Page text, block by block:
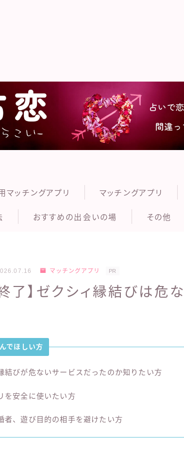
マッチングアプリ マッチングアプリ
おすすめの出会いの場 その他
マッチングアプリ PR
了】ゼクシィ縁結びは危
でほしい方
結びが危ないサービスだったのか知りたい方
を安全に使いたい方
者、遊び目的の相手を避けたい方